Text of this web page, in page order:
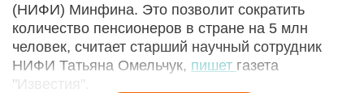
(НИФИ) Минфина. Это позволит сократить
количество пенсионеров в стране на 5 млн
человек, считает старший научный сотрудник
НИФИ Татьяна Омельчук, пишет газета
"Известия".